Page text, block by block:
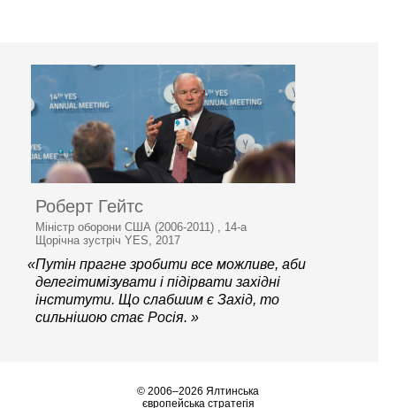
Роберт Гейтс
Міністр оборони США (2006-2011) , 14-а
Щорічна зустріч YES, 2017
«Путін прагне зробити все можливе, аби
делегітимізувати і підірвати західні
інститути. Що слабшим є Захід, то
сильнішою стає Росія. »
© 2006–2026 Ялтинська
європейська стратегія